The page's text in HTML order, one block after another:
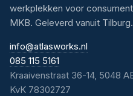
werkplekken voor
MKB. Geleverd vanuit Tilburg.
info@atlasworks.nl
085 115 5161
Kraaivenstraat 36-14, 5048
KvK 78302727